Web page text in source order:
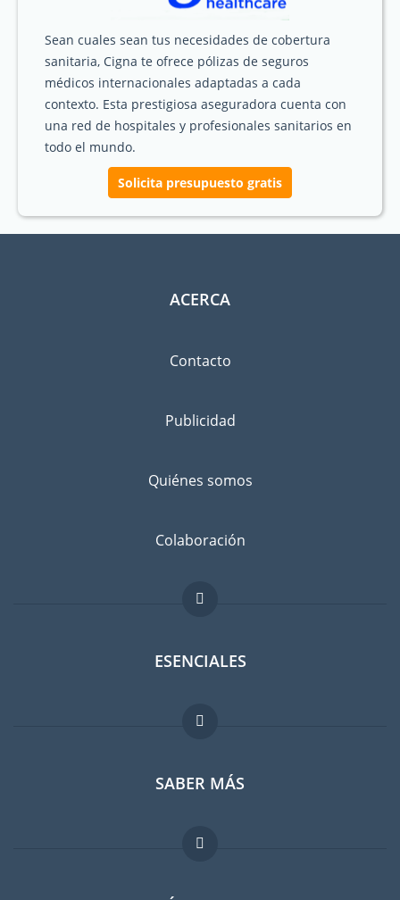
Sean cuales sean tus necesidades de cobertura
sanitaria, Cigna te ofrece pólizas de seguros
médicos internacionales adaptadas a cada
contexto. Esta prestigiosa aseguradora cuenta con
una red de hospitales y profesionales sanitarios en
todo el mundo.
Solicita presupuesto gratis
ACERCA
Contacto
Publicidad
Quiénes somos
Colaboración
ESENCIALES
Foro para expatriados
Guia para expatriados
Trabajos en el extranjero
SABER MÁS
FAQ